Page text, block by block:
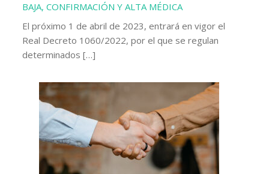
BAJA, CONFIRMACIÓN Y ALTA MÉDICA
El próximo 1 de abril de 2023, entrará en vigor el
Real Decreto 1060/2022, por el que se regulan
determinados […]